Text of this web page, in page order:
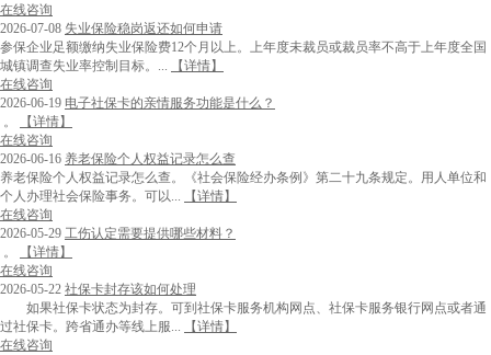
在线咨询
2026-07-08 失业保险稳岗返还如何申请
参保企业足额缴纳失业保险费12个月以上。上年度未裁员或裁员率不高于上年度全国
城镇调查失业率控制目标。...
【详情】
在线咨询
2026-06-19 电子社保卡的亲情服务功能是什么？
。
【详情】
在线咨询
2026-06-16 养老保险个人权益记录怎么查
养老保险个人权益记录怎么查。《社会保险经办条例》第二十九条规定。用人单位和
个人办理社会保险事务。可以...
【详情】
在线咨询
2026-05-29 工伤认定需要提供哪些材料？
。
【详情】
在线咨询
2026-05-22 社保卡封存该如何处理
如果社保卡状态为封存。可到社保卡服务机构网点、社保卡服务银行网点或者通
过社保卡。跨省通办等线上服...
【详情】
在线咨询